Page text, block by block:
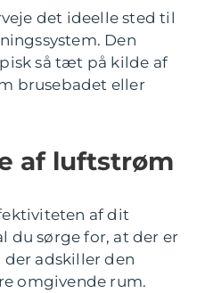
det ideelle sted til
Den
så tæt på kilde af
brusebadet eller
af luftstrøm
af dit
du sørge for, at der er
adskiller den
omgivende rum.